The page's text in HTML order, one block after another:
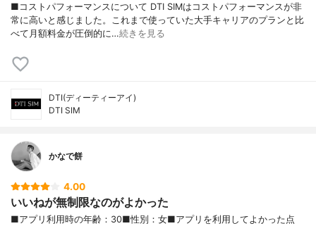
■コストパフォーマンスについて DTI SIMはコストパフォーマンスが非
常に高いと感じました。これまで使っていた大手キャリアのプランと比
べて月額料金が圧倒的に…続きを見る
DTI(ディーティーアイ)
DTI SIM
かなで餅
4.00
いいねが無制限なのがよかった
■アプリ利用時の年齢：30■性別：女■アプリを利用してよかった点